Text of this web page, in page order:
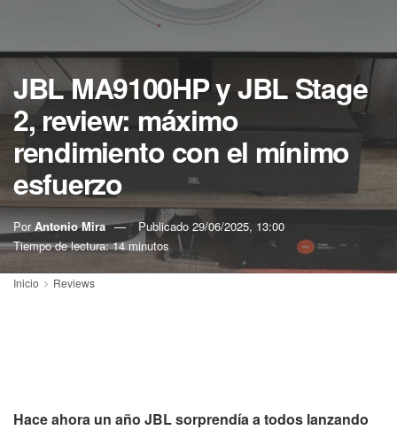
JBL MA9100HP y JBL Stage
2, review: máximo
rendimiento con el mínimo
esfuerzo
Por Antonio Mira Publicado 29/06/2025, 13:00
Tiempo de lectura: 14 minutos
Inicio Reviews
Hace ahora un año JBL sorprendía a todos lanzando